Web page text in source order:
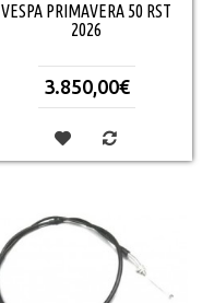
VESPA PRIMAVERA 50 RST
2026
3.850,00€